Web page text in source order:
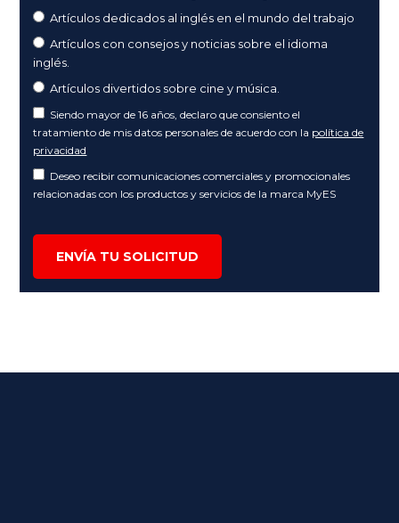
Artículos dedicados al inglés en el mundo del trabajo
Artículos con consejos y noticias sobre el idioma
inglés.
Artículos divertidos sobre cine y música.
Siendo mayor de 16 años, declaro que consiento el
tratamiento de mis datos personales de acuerdo con la política de
privacidad
Deseo recibir comunicaciones comerciales y promocionales
relacionadas con los productos y servicios de la marca MyES
ENVÍA TU SOLICITUD